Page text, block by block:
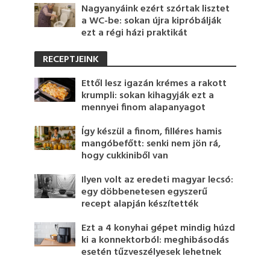
Nagyanyáink ezért szórtak lisztet
a WC-be: sokan újra kipróbálják
ezt a régi házi praktikát
RECEPTJEINK
Ettől lesz igazán krémes a rakott
krumpli: sokan kihagyják ezt a
mennyei finom alapanyagot
Így készül a finom, filléres hamis
mangóbefőtt: senki nem jön rá,
hogy cukkiniből van
Ilyen volt az eredeti magyar lecsó:
egy döbbenetesen egyszerű
recept alapján készítették
Ezt a 4 konyhai gépet mindig húzd
ki a konnektorból: meghibásodás
esetén tűzveszélyesek lehetnek